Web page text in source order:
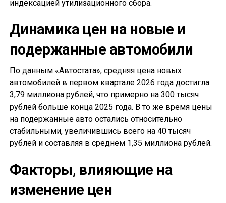
индексацией утилизационного сбора.
Динамика цен на новые и
подержанные автомобили
По данным «Автостата», средняя цена новых
автомобилей в первом квартале 2026 года достигла
3,79 миллиона рублей, что примерно на 300 тысяч
рублей больше конца 2025 года. В то же время цены
на подержанные авто остались относительно
стабильными, увеличившись всего на 40 тысяч
рублей и составляя в среднем 1,35 миллиона рублей.
Факторы, влияющие на
изменение цен